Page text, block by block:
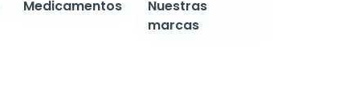
Medicamentos
Nuestras
marcas